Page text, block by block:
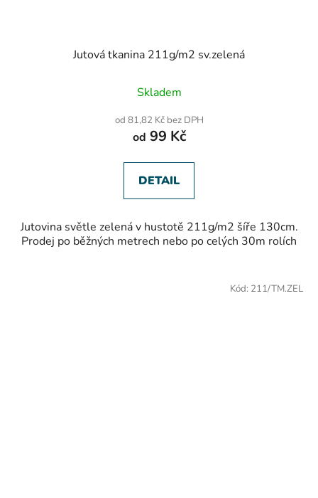
Jutová tkanina 211g/m2 sv.zelená
Skladem
od 81,82 Kč bez DPH
od 99 Kč
DETAIL
Jutovina světle zelená v hustotě 211g/m2 šíře 130cm.
Prodej po běžných metrech nebo po celých 30m rolích
Kód: 211/TM.ZEL